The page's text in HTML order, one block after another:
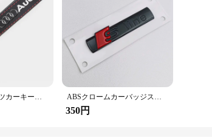
アウディスポーツカーキーリング用スエードキーリング、エンブレム付きのカスタムギフト、a1、a2、a3、a4、a5、a6、a7、a8、q1、q2、q3、q4、q5、q6、q7、q8、tt、s5、b8、2024 ABSクロームカーバッジステッカー,アウディ用,3Dエンブレム,黒いロゴ,sライン,a1,a2,a3,a4,a5,a6,a7,a8,slineステッカー,装飾アクセサリー
350円